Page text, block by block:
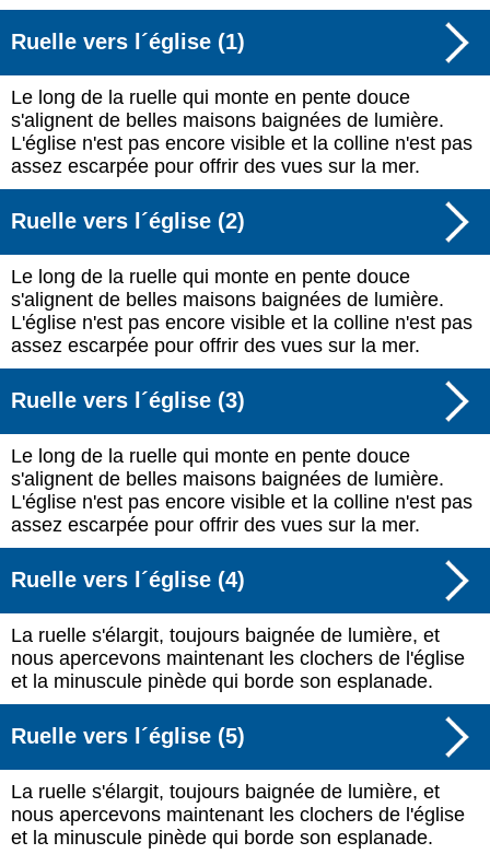
Ruelle vers l´église (1)
Le long de la ruelle qui monte en pente douce
s'alignent de belles maisons baignées de lumière.
L'église n'est pas encore visible et la colline n'est pas
assez escarpée pour offrir des vues sur la mer.
Ruelle vers l´église (2)
Le long de la ruelle qui monte en pente douce
s'alignent de belles maisons baignées de lumière.
L'église n'est pas encore visible et la colline n'est pas
assez escarpée pour offrir des vues sur la mer.
Ruelle vers l´église (3)
Le long de la ruelle qui monte en pente douce
s'alignent de belles maisons baignées de lumière.
L'église n'est pas encore visible et la colline n'est pas
assez escarpée pour offrir des vues sur la mer.
Ruelle vers l´église (4)
La ruelle s'élargit, toujours baignée de lumière, et
nous apercevons maintenant les clochers de l'église
et la minuscule pinède qui borde son esplanade.
Ruelle vers l´église (5)
La ruelle s'élargit, toujours baignée de lumière, et
nous apercevons maintenant les clochers de l'église
et la minuscule pinède qui borde son esplanade.